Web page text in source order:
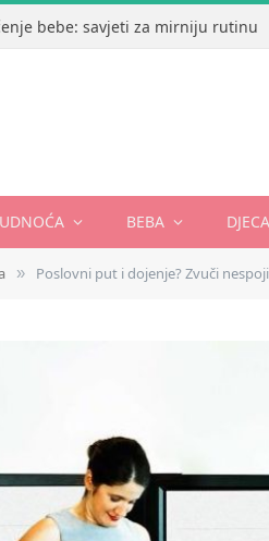
bebe: savjeti za mirniju rutinu
BEBA DJECA
» Poslovni put i dojenje? Zvuči